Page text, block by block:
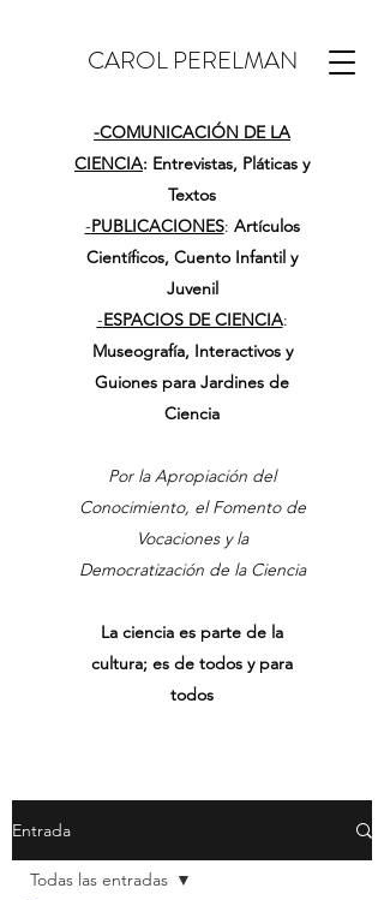
CAROL PERELMAN
-COMUNICACIÓN DE LA
CIENCIA: Entrevistas, Pláticas y
Textos
-PUBLICACIONES: Artículos
Científicos, Cuento Infantil y
Juvenil
-ESPACIOS DE CIENCIA:
Museografía, Interactivos y
Guiones para Jardines de
Ciencia
Por la Apropiación del
Conocimiento, el Fomento de
Vocaciones y la
Democratización de la Ciencia
La ciencia es parte de la
cultura; es de todos y para
todos
Entrada
Todas las entradas